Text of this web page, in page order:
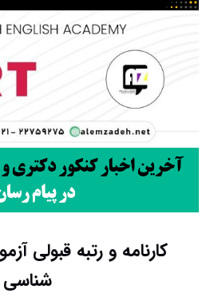
کارنامه و رتبه قبولی
شناسی